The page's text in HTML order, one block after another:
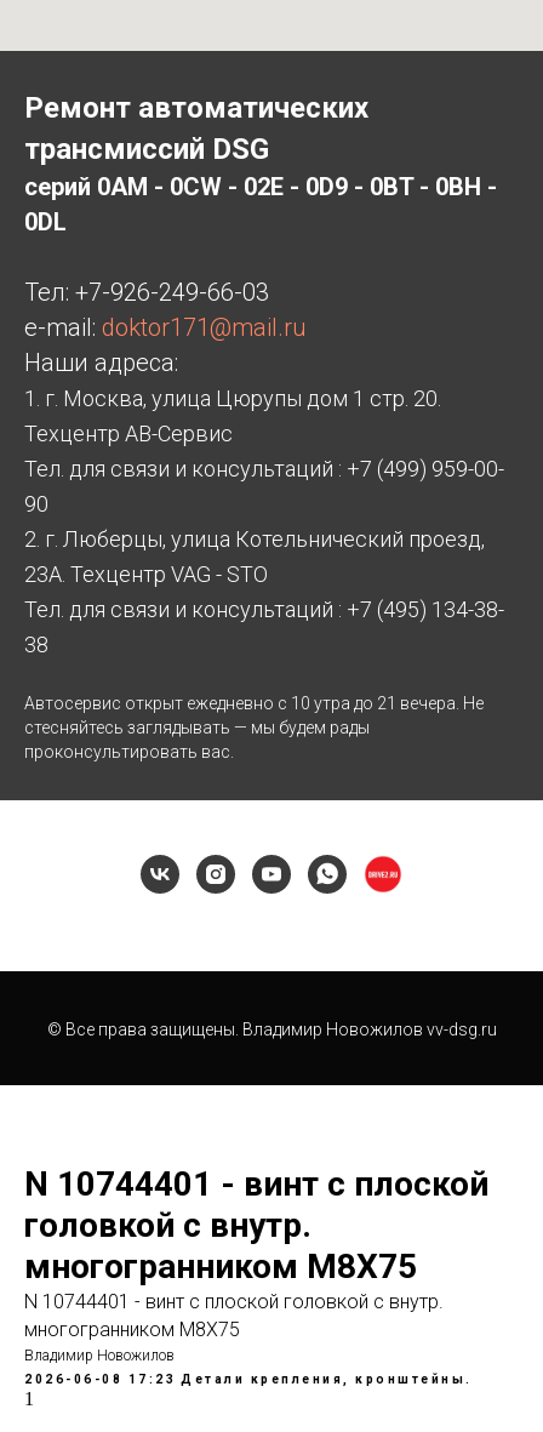
Ремонт автоматических
трансмиссий DSG
серий 0AM - 0CW - 02E - 0D9 - 0BT - 0BH -
0DL
Тел: +7-926-249-66-03
e-mail: doktor171@mail.ru
Наши адреса:
1. г. Москва, улица Цюрупы дом 1 стр. 20.
Техцентр АВ-Сервис
Тел. для связи и консультаций : +7 (499) 959-00-
90
2. г. Люберцы, улица Котельнический проезд,
23А. Техцентр VAG - STO
Тел. для связи и консультаций : +7 (495) 134-38-
38
Автосервис открыт ежедневно с 10 утра до 21 вечера. Не
стесняйтесь заглядывать — мы будем рады
проконсультировать вас.
© Все права защищены. Владимир Новожилов vv-dsg.ru
N 10744401 - винт с плоской
головкой с внутр.
многогранником М8Х75
N 10744401 - винт с плоской головкой с внутр.
многогранником М8Х75
Владимир Новожилов
2026-06-08 17:23 Детали крепления, кронштейны.
1